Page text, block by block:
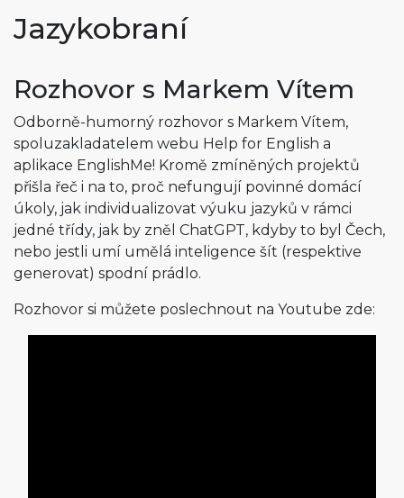
Jazykobraní
Rozhovor s Markem Vítem
Odborně-humorný rozhovor s Markem Vítem,
spoluzakladatelem webu Help for English a
aplikace EnglishMe! Kromě zmíněných projektů
přišla řeč i na to, proč nefungují povinné domácí
úkoly, jak individualizovat výuku jazyků v rámci
jedné třídy, jak by zněl ChatGPT, kdyby to byl Čech,
nebo jestli umí umělá inteligence šít (respektive
generovat) spodní prádlo.
Rozhovor si můžete poslechnout na Youtube zde: